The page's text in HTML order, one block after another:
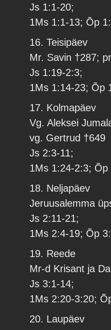
Js 1:1-20;
1Ms 1:1-13; Õp
16. Teisipäev
Mr. Savin †287;
Js 1:19-2:3;
1Ms 1:14-23; Õp
17. Kolmapäev
Vg. Aleksei
vg. Gertrud †649
Js 2:3-11;
1Ms 1:24-2:3; Õp
18. Neljapäev
Jeruusalemma
Js 2:11-21;
1Ms 2:4-19; Õp
19. Reede
Mr-d Krisant ja
Js 3:1-14;
1Ms 2:20-3:20;
20. Laupäev